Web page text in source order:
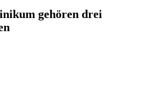
gehören drei